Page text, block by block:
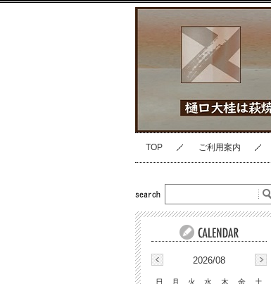
TOP ご利用案内
2026/08
日 月 火 水 木 金
土